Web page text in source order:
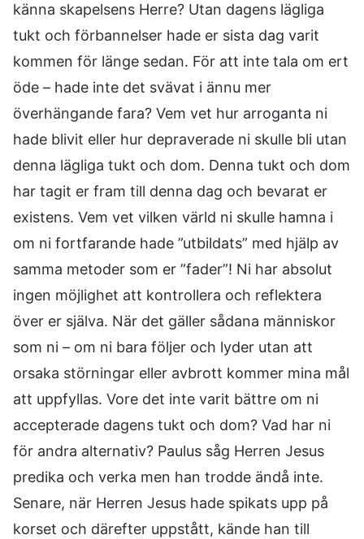
känna skapelsens Herre? Utan dagens lägliga
tukt och förbannelser hade er sista dag varit
kommen för länge sedan. För att inte tala om ert
öde – hade inte det svävat i ännu mer
överhängande fara? Vem vet hur arroganta ni
hade blivit eller hur depraverade ni skulle bli utan
denna lägliga tukt och dom. Denna tukt och dom
har tagit er fram till denna dag och bevarat er
existens. Vem vet vilken värld ni skulle hamna i
om ni fortfarande hade ”utbildats” med hjälp av
samma metoder som er ”fader”! Ni har absolut
ingen möjlighet att kontrollera och reflektera
över er själva. När det gäller sådana människor
som ni – om ni bara följer och lyder utan att
orsaka störningar eller avbrott kommer mina mål
att uppfyllas. Vore det inte varit bättre om ni
accepterade dagens tukt och dom? Vad har ni
för andra alternativ? Paulus såg Herren Jesus
predika och verka men han trodde ändå inte.
Senare, när Herren Jesus hade spikats upp på
korset och därefter uppstått, kände han till